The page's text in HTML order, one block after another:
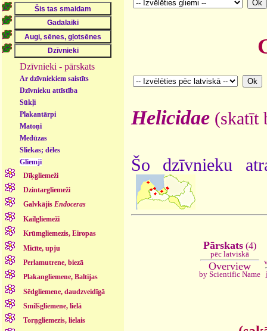
Dzīvnieki - pārskats
Ar dzīvniekiem saistīts
Dzīvnieku attīstība
Sūkļi
Plakantārpi
Matoņi
Medūzas
Sliekas; dēles
Gliemji
Dīķgliemeži
Dzintargliemeži
GalvkājisEndoceras
Kailgliemeži
Krūmgliemezis, Eiropas
Micīte, upju
Perlamutrene, biezā
Plakangliemene, Baltijas
Sēdgliemene, daudzveidīgā
Smilšgliemene, lielā
Torņgliemezis, lielais
Helicidae (skatīt
Šo dzīvnieku
Pārskats (4)
pēc latviskā
Overview
by Scientific Name